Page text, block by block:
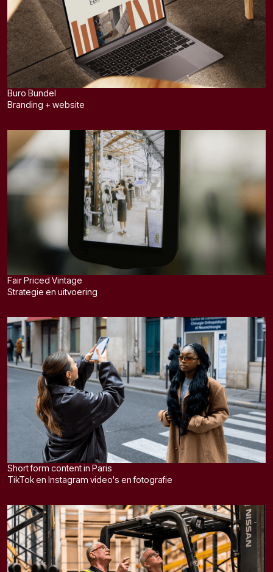
Buro Bundel
Branding + website
Fair Priced Vintage
Strategie en uitvoering
Short form content in Paris
TikTok en Instagram video's en fotografie